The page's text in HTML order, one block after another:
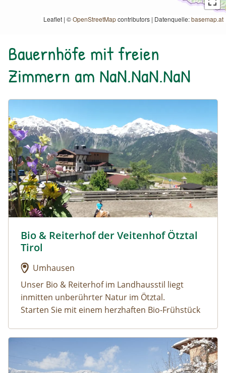
Leaflet | ©OpenStreetMapcontributors | Datenquelle:basemap.at
Bauernhöfe mit freien
Zimmern am NaN.NaN.NaN
Urlaub am Bauernhof: Bio & Reiterhof der Veitenhof
Bio & Reiterhof der Veitenhof Ötztal
Tirol
Umhausen
Unser Bio & Reiterhof im Landhausstil liegt
inmitten unberührter Natur im Ötztal.
Starten Sie mit einem herzhaften Bio-Frühstück
Natur und das vielfältige Angebot an sportlichen
Aktivitäten. Sie können eine Runde reiten, oder
Sie machen eine Kutschenfahrt mit unseren
Nach der Anstrengung entspannen Sie in
unserer neuen Wellness Oase mit
Urlaub am Bauernhof: Paulerhof